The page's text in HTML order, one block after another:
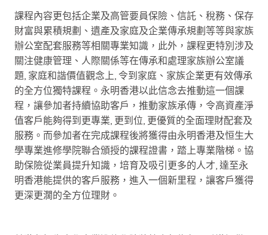
課程內容更包括企業及高管要員保險、信託、稅務、保存
財富與累積規劃、遺產及家庭及企業傳承規劃等等與家族
辦公室配套服務等相關專業知識，此外，課程更特別涉及
關注健康管理、人際關係等在傳承和處理家族辦公室議
題, 家庭和諧價值觀念上, 令到家庭、家族企業更有效傳承
的全方位獨特課程。永明香港以此信念去推動這一個課
程，讓參加者持續協助客戶，推動家族承傳，令高資產淨
值客戶能夠得到更專業, 更到位, 更優質的全面理財配套及
服務。而參加者在完成課程後將獲得由永明香港及恒生大
學專業進修學院聯合頒授的課程證書，踏上專業階梯。協
助保險從業員提升知識，培育及吸引更多的人才, 達至永
明香港能提供的客戶服務，進入一個新里程，讓客戶獲得
更深更濶的全方位理財。